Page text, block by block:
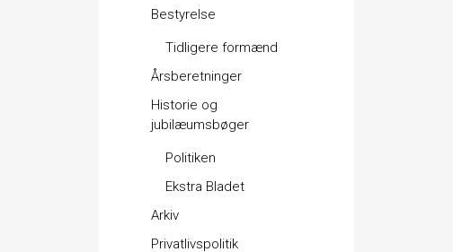
Bestyrelse
Tidligere formænd
Årsberetninger
Historie og
jubilæumsbøger
Politiken
Ekstra Bladet
Arkiv
Privatlivspolitik